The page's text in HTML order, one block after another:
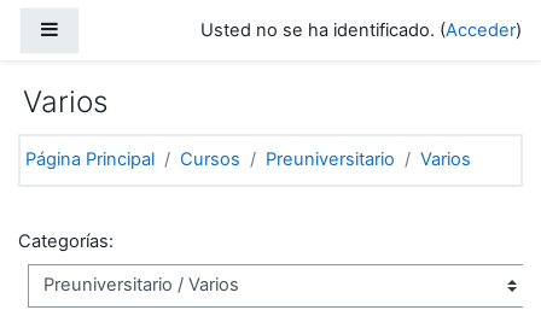
Usted no se ha identificado. (Acceder)
Varios
Página Principal Cursos Preuniversitario Varios
Categorías: